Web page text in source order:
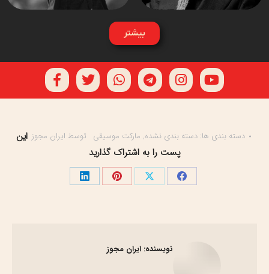
بیشتر
دسته بندی ها: دسته بندی نشده, مارکت موسیقی توسط ایران مجوز این
پست را به اشتراک گذارید
نویسنده: ایران مجوز